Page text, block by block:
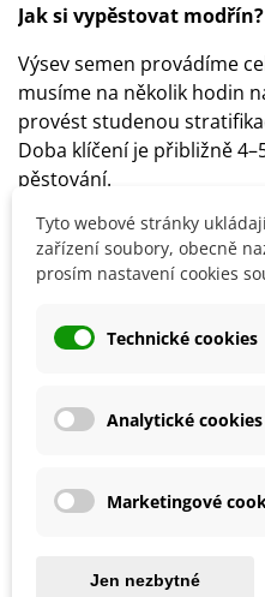
Jak si vypěstovat modřín?
Výsev semen provádíme
musíme na několik hodin
provést studenou
Doba klíčení je přibližně
pěstování.
Rostlině je třeba zajistit
Půda by měla být
Detaily produktu
SOUVISEJÍCÍ PRODUKTY
Sleva
Tyto webové stránky
zařízení soubory, obecně
prosím nastavení cookies
Technické cookies
Analytické cookies
Marketingové
Jen nezbytné